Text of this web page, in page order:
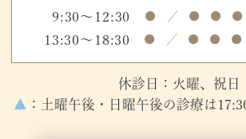
9:30～12:30 ● ／ ● ● ●
13:30～18:30 ● ／ ● ● ●
休診日：火曜、祝日
▲ ：土曜午後・日曜午後の診療は